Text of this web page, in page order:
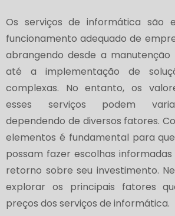
Os serviços de informática são
funcionamento adequado de
abrangendo desde a manutenção
até a implementação de
complexas. No entanto, os
esses serviços podem
dependendo de diversos fatores.
elementos é fundamental para
possam fazer escolhas
retorno sobre seu investimento.
explorar os principais fatores
preços dos serviços de informática.